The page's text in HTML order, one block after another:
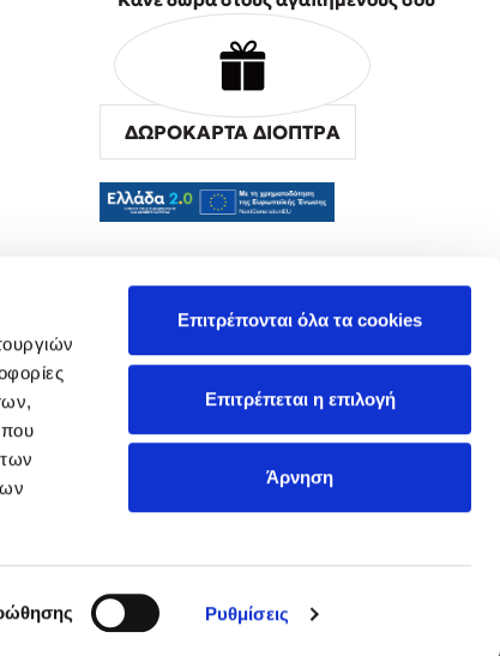
που
Ρυθμίσεις
Επιτρέπονται όλα τα cookies
Επιτρέπεται η επιλογή
Άρνηση
ΔΩΡΟΚΑΡΤΑ ΔΙΟΠΤΡΑ